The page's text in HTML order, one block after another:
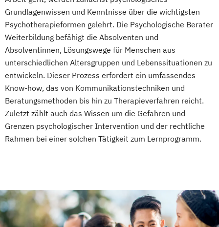
Grundlagenwissen und Kenntnisse über die wichtigsten
Psychotherapieformen gelehrt. Die Psychologische Berater
Weiterbildung befähigt die Absolventen und
Absolventinnen, Lösungswege für Menschen aus
unterschiedlichen Altersgruppen und Lebenssituationen zu
entwickeln. Dieser Prozess erfordert ein umfassendes
Know-how, das von Kommunikationstechniken und
Beratungsmethoden bis hin zu Therapieverfahren reicht.
Zuletzt zählt auch das Wissen um die Gefahren und
Grenzen psychologischer Intervention und der rechtliche
Rahmen bei einer solchen Tätigkeit zum Lernprogramm.